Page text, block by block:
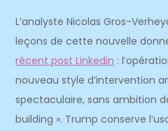
L’analyste Nicolas Gros-
leçons de cette nouvelle
récent post Linkedin :
nouveau style d’intervention
spectaculaire, sans ambition
building ». Trump conserve